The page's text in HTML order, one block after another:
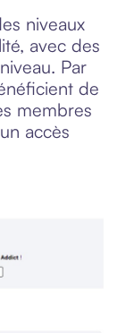
niveaux
avec des
Par
de
membres
accès